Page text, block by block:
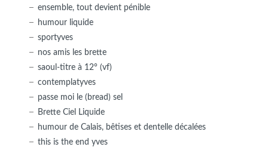
ensemble, tout devient pénible
humour liquide
sportyves
nos amis les brette
saoul-titre à 12° (vf)
contemplatyves
passe moi le (bread) sel
Brette Ciel Liquide
humour de Calais, bêtises et dentelle décalées
this is the end yves